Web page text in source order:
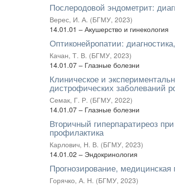
Послеродовой эндометрит:
Верес, И. А. (БГМУ, 2023)
14.01.01 – Акушерство и гинекология
Оптиконейропатии:
Качан, Т. В. (БГМУ, 2023)
14.01.07 – Глазные болезни
Клиническое и
дистрофических заболеваний
Семак, Г. Р. (БГМУ, 2022)
14.01.07 – Глазные болезни
Вторичный гиперпаратиреоз
профилактика
Карлович, Н. В. (БГМУ, 2023)
14.01.02 – Эндокринология
Прогнозирование,
Горячко, А. Н. (БГМУ, 2023)